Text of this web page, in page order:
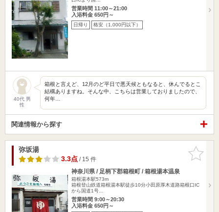
営業時間 11:00～21:00
入浴料金 650円～
日帰り 格安（1,000円以下）
40代 男
性
箱根と言えど、12月のど平日で悪天候ともなると、休んでるとこ
結構ありますね。そんな中、こちらは営業しておりましたので、
何年…
関連情報から探す
お気に入
りに追加
弥坂湯
3.3点/ 15 件
神奈川県 / 足柄下郡箱根町 / 箱根湯本温泉
箱根湯本駅573m
箱根登山鉄道箱根湯本駅徒歩10分小田原厚木道路箱根口IC
から国道1号…
営業時間 9:00～20:30
入浴料金 650円～